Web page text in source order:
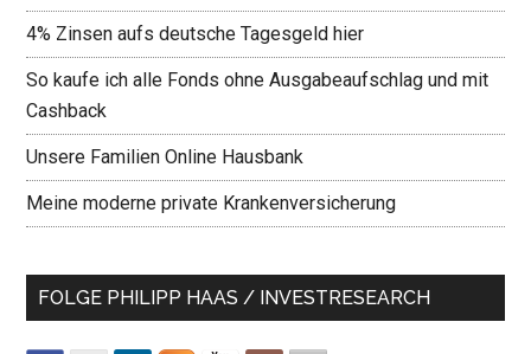
4% Zinsen aufs deutsche Tagesgeld hier
So kaufe ich alle Fonds ohne Ausgabeaufschlag und mit
Cashback
Unsere Familien Online Hausbank
Meine moderne private Krankenversicherung
FOLGE PHILIPP HAAS / INVESTRESEARCH